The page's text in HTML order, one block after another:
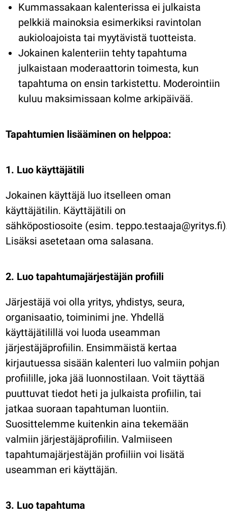
Kummassakaan kalenterissa ei julkaista
pelkkiä mainoksia esimerkiksi ravintolan
aukioloajoista tai myytävistä tuotteista.
Jokainen kalenteriin tehty tapahtuma
julkaistaan moderaattorin toimesta, kun
tapahtuma on ensin tarkistettu. Moderointiin
kuluu maksimissaan kolme arkipäivää.
Tapahtumien lisääminen on helppoa:
1. Luo käyttäjätili
Jokainen käyttäjä luo itselleen oman
käyttäjätilin. Käyttäjätili on
sähköpostiosoite (esim.
Lisäksi asetetaan oma salasana.
2. Luo tapahtumajärjestäjän profiili
Järjestäjä voi olla yritys, yhdistys, seura,
organisaatio, toiminimi jne. Yhdellä
käyttäjätilillä voi luoda useamman
järjestäjäprofiilin. Ensimmäistä kertaa
kirjautuessa sisään kalenteri luo valmiin pohjan
profiilille, joka jää luonnostilaan. Voit täyttää
puuttuvat tiedot heti ja julkaista profiilin, tai
jatkaa suoraan tapahtuman luontiin.
Suosittelemme kuitenkin aina tekemään
valmiin järjestäjäprofiilin. Valmiiseen
tapahtumajärjestäjän profiiliin voi lisätä
useamman eri käyttäjän.
3. Luo tapahtuma